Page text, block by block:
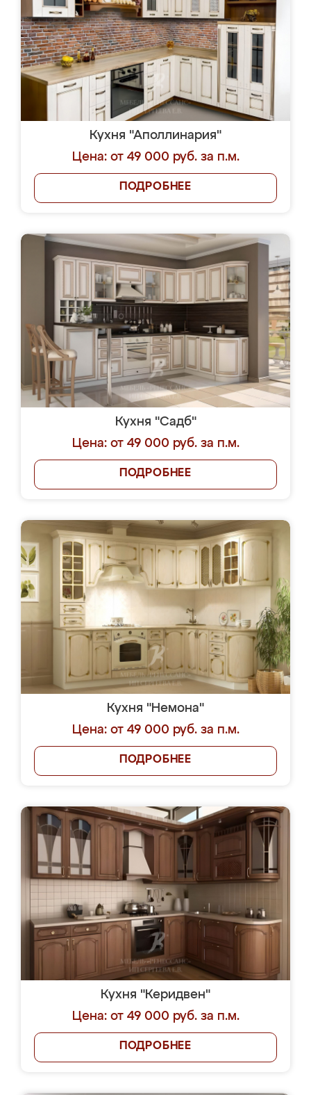
Кухня "Аполлинария"
Цена: от 49 000 руб. за п.м.
ПОДРОБНЕЕ
Кухня "Садб"
Цена: от 49 000 руб. за п.м.
ПОДРОБНЕЕ
Кухня "Немона"
Цена: от 49 000 руб. за п.м.
ПОДРОБНЕЕ
Кухня "Керидвен"
Цена: от 49 000 руб. за п.м.
ПОДРОБНЕЕ